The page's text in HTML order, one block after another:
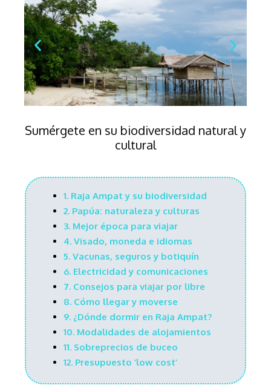
Sumérgete en su biodiversidad natural y
cultural
1. Raja Ampat y su biodiversidad
2. Papúa: naturaleza y culturas
3. Mejor época para viajar
4. Visado, moneda e idiomas
5. Vacunas, seguros y botiquín
6. Electricidad y comunicaciones
7. Consejos para viajar por libre
8. Cómo llegar y moverse
9. ¿Dónde dormir en Raja Ampat?
10. Modalidades de alojamientos
11. Sobreprecios de buceo
12. Presupuesto ‘low cost’